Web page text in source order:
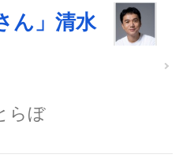
ん」清水
らぼ